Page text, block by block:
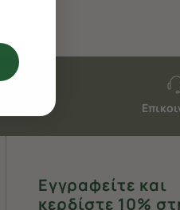
Εγγραφείτε και
κερδίστε 10%